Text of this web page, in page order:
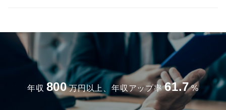
年収 800 万円以上、年収アップ率 61.7 %